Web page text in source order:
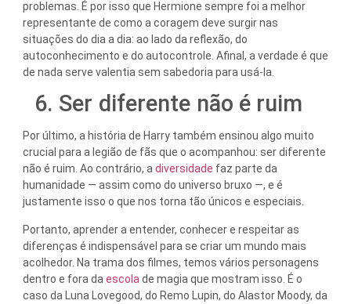
problemas. É por isso que Hermione sempre foi a melhor
representante de como a coragem deve surgir nas
situações do dia a dia: ao lado da reflexão, do
autoconhecimento e do autocontrole. Afinal, a verdade é que
de nada serve valentia sem sabedoria para usá-la.
6. Ser diferente não é ruim
Por último, a história de Harry também ensinou algo muito
crucial para a legião de fãs que o acompanhou: ser diferente
não é ruim. Ao contrário, adiversidade faz parte da
humanidade — assim como do universo bruxo —, e é
justamente isso o que nos torna tão únicos e especiais.
Portanto, aprender a entender, conhecer e respeitar as
diferenças é indispensável para se criar um mundo mais
acolhedor. Na trama dos filmes, temos vários personagens
dentro e fora da escola de magia que mostram isso. É o
caso da Luna Lovegood, do Remo Lupin, do Alastor Moody, da